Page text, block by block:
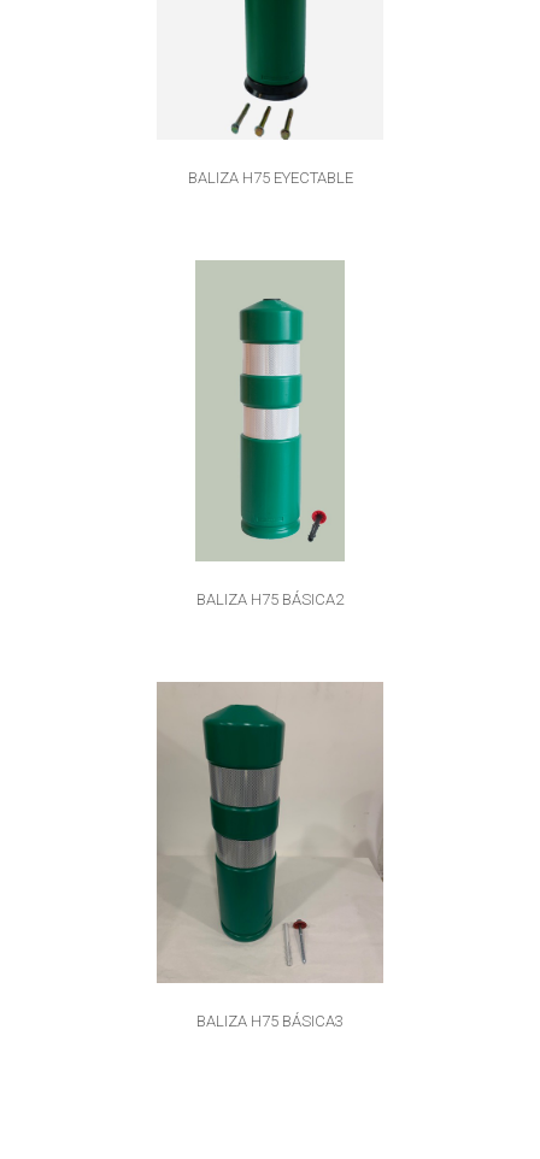
BALIZA H75 EYECTABLE
BALIZA H75 BÁSICA2
BALIZA H75 BÁSICA3